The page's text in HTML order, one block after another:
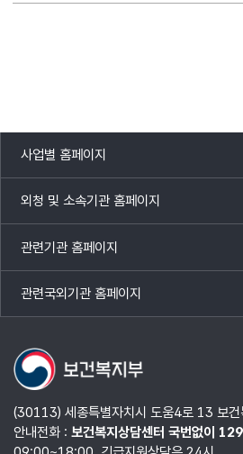
사업별 홈페이지
목록
열기
외청 및 소속기관 홈페이지
목록
열기
관련기관 홈페이지
목록
열기
관련국외기관 홈페이지
목록
열기
(30113) 세종특별자치시 도움4로 13 보건
안내전화 : 보건복지상담센터 국번없이